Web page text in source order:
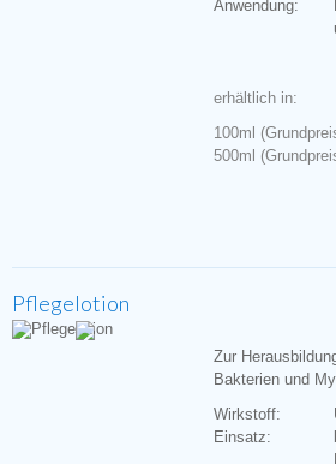
Anwendung:
erhältlich in:
100ml
500ml
Pflegelotion
Zur
Bakterien und
Wirkstoff:
Einsatz: